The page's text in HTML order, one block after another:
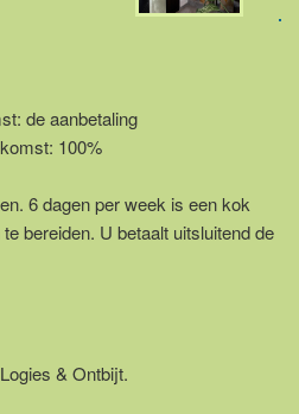
de aanbetaling
100%
6 dagen per week is een kok
bereiden. U betaalt uitsluitend de
& Ontbijt.